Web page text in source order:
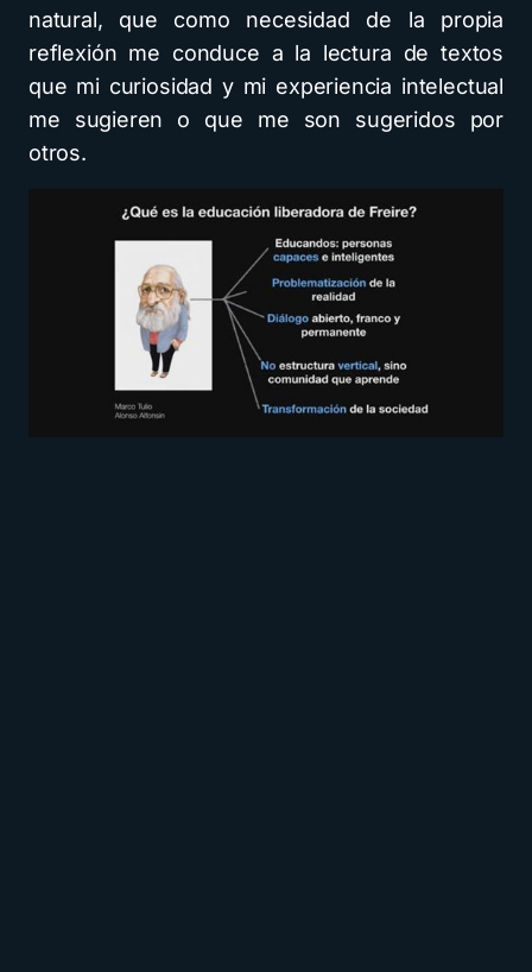
natural, que como necesidad de la propia
reflexión me conduce a la lectura de textos
que mi curiosidad y mi experiencia intelectual
me sugieren o que me son sugeridos por
otros.